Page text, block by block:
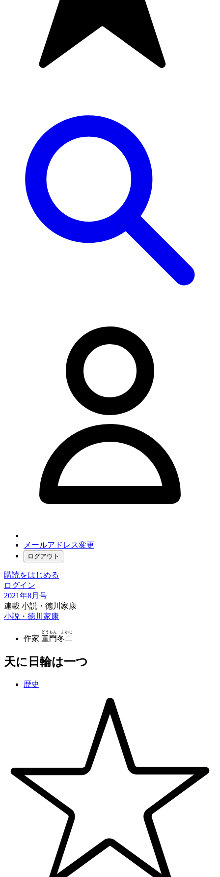
メールアドレス変更
ログアウト
購読をはじめる
ログイン
2021年8月号
連載 小説・徳川家康
小説・徳川家康
作家 童門冬二
どうもん・ふゆじ
天に日輪は一つ
歴史